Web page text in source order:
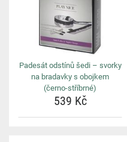
Padesát odstínů šedi – svorky
na bradavky s obojkem
(černo-stříbrné)
539 Kč